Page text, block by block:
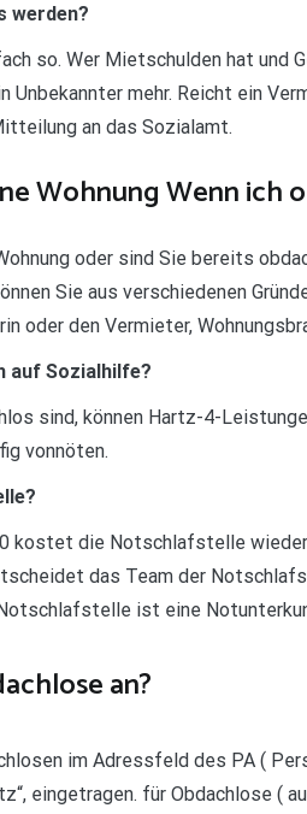
werden?
so. Wer Mietschulden hat und
mehr. Reicht ein
an das Sozialamt.
Wohnung Wenn ich
oder sind Sie bereits
Sie aus verschiedenen
oder den Vermieter,
auf Sozialhilfe?
sind, können Hartz-4-
vonnöten.
kostet die Notschlafstelle wieder
das Team der
ist eine
an?
im Adressfeld des PA (
eingetragen. für Obdachlose (